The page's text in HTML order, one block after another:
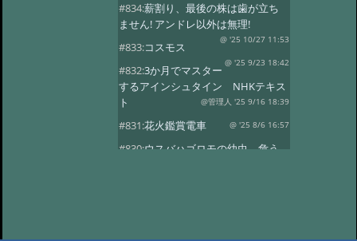
#834:薪割り、最後の株は歯が立ち
ません! アンドレ以外は無理!
@ '25 10/27 11:53
#833:コスモス
@ '25 9/23 18:42
#832:3か月でマスター
するアインシュタイン NHKテキス
ト
@管理人 '25 9/16 18:39
#831:花火鑑賞電車 @ '25 8/6 16:57
#830:ウスバハゴロモの幼虫、危う